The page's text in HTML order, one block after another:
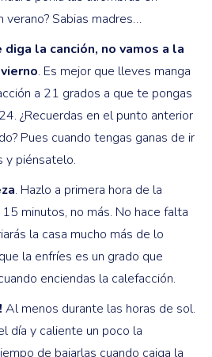
verano? Sabias madres…
diga la canción, no vamos a la
. Es mejor que lleves manga
a 21 grados a que te pongas
¿Recuerdas en el punto anterior
Pues cuando tengas ganas de ir
y piénsatelo.
. Hazlo a primera hora de la
minutos, no más. No hace falta
la casa mucho más de lo
la enfríes es un grado que
enciendas la calefacción.
Al menos durante las horas de sol.
día y caliente un poco la
de bajarlas cuando caiga la